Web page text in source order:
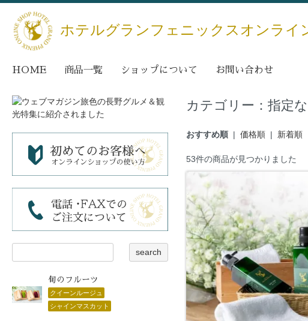
ホテルグランフェニックスオンライ
HOME 商品一覧 ショップについて お問い合わせ
旬のフルーツ
クイーンルージュ
シャインマスカット
カテゴリー：指定
おすすめ順 |価格順 | 新着順
53件の商品が見つかりました